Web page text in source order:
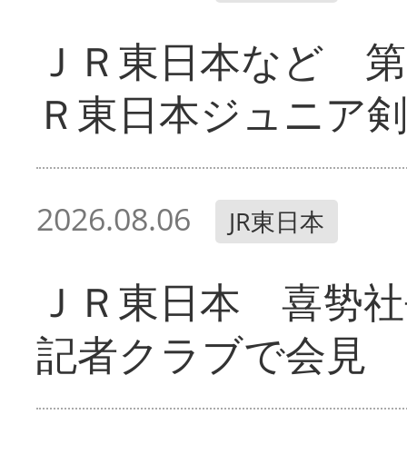
ＪＲ東日本など
Ｒ東日本ジュニア
2026.08.06 JR東日本
ＪＲ東日本 喜㔟
記者クラブで会見